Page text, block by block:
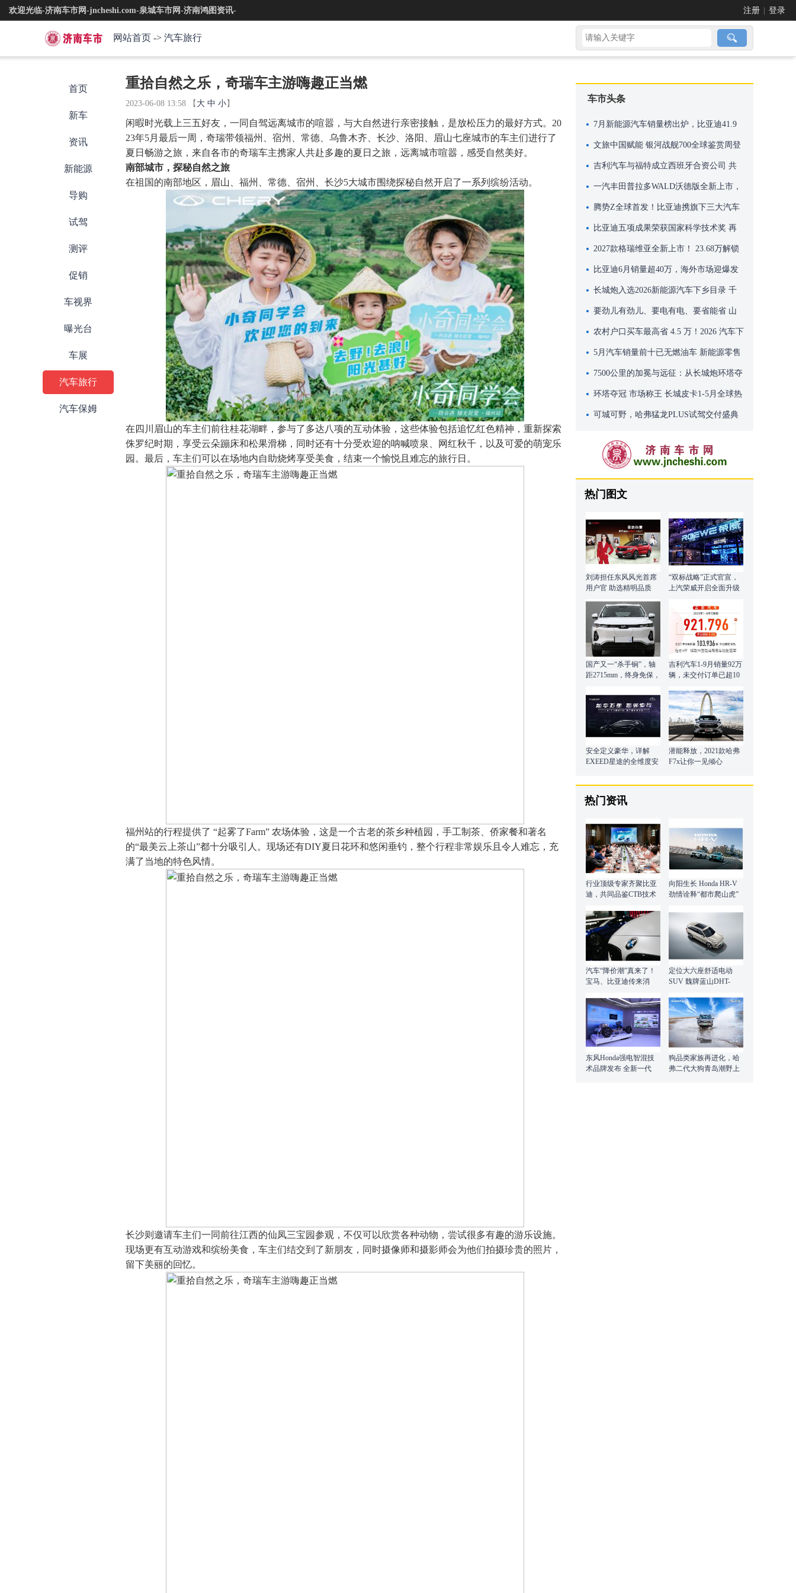
欢迎光临-济南车市网-jncheshi.com-泉城车市网-济南鸿图资讯- 注册 登录
网站首页 -> 汽车旅行
首页
新车
资讯
新能源
导购
试驾
测评
促销
车视界
曝光台
车展
汽车旅行
汽车保姆
重拾自然之乐，奇瑞车主游嗨趣正当燃
2023-06-08 13:58 【 大 中 小 】
闲暇时光载上三五好友，一同自驾远离城市的喧嚣，与大自然进行亲密接触，是放松压力的最好方式。20
23年5月最后一周，奇瑞带领福州、宿州、常德、乌鲁木齐、长沙、洛阳、眉山七座城市的车主们进行了
夏日畅游之旅，来自各市的奇瑞车主携家人共赴多趣的夏日之旅，远离城市喧嚣，感受自然美好。
南部城市，探秘自然之旅
在祖国的南部地区，眉山、福州、常德、宿州、长沙5大城市围绕探秘自然开启了一系列缤纷活动。
在四川眉山的车主们前往桂花湖畔，参与了多达八项的互动体验，这些体验包括追忆红色精神，重新探索
侏罗纪时期，享受云朵蹦床和松果滑梯，同时还有十分受欢迎的呐喊喷泉、网红秋千，以及可爱的萌宠乐
园。最后，车主们可以在场地内自助烧烤享受美食，结束一个愉悦且难忘的旅行日。
福州站的行程提供了 “起雾了Farm” 农场体验，这是一个古老的茶乡种植园，手工制茶、侨家餐和著名
的“最美云上茶山”都十分吸引人。现场还有DIY夏日花环和悠闲垂钓，整个行程非常娱乐且令人难忘，充
满了当地的特色风情。
长沙则邀请车主们一同前往江西的仙凤三宝园参观，不仅可以欣赏各种动物，尝试很多有趣的游乐设施。
现场更有互动游戏和缤纷美食，车主们结交到了新朋友，同时摄像师和摄影师会为他们拍摄珍贵的照片，
留下美丽的回忆。
车市头条
7月新能源汽车销量榜出炉，比亚迪41.9
万辆稳居榜首
文旅中国赋能 银河战舰700全球鉴赏周登
陆米兰
吉利汽车与福特成立西班牙合资公司 共
享瓦伦西亚工厂产能进行本地化生产
一汽丰田普拉多WALD沃德版全新上市，
机甲风格，硬核来袭！
腾势Z全球首发！比亚迪携旗下三大汽车
品牌再次亮相英国古德伍德速度节
比亚迪五项成果荣获国家科学技术奖 再
创历史新高
2027款格瑞维亚全新上市！ 23.68万解锁
百万级移动座舱
比亚迪6月销量超40万，海外市场迎爆发
式增长
长城炮入选2026新能源汽车下乡目录 千
万别错过这波国家专属福利
要劲儿有劲儿、要电有电、要省能省 山
海炮Hi4-T带你嗨玩端午假期
农村户口买车最高省 4.5 万！2026 汽车下
乡补贴全攻略
5月汽车销量前十已无燃油车 新能源零售
渗透率62.9%
7500公里的加冕与远征：从长城炮环塔夺
冠，看中国皮卡向上突破的雄心
环塔夺冠 市场称王 长城皮卡1-5月全球热
销78500辆
可城可野，哈弗猛龙PLUS试驾交付盛典
热门图文
刘涛担任东风风光首席
用户官 助选精明品质
“双标战略”正式官宣，
上汽荣威开启全面升级
国产又一“杀手锏”，轴
距2715mm，终身免保，
吉利汽车1-9月销量92万
辆，未交付订单已超10
安全定义豪华，详解
EXEED星途的全维度安
潜能释放，2021款哈弗
F7x让你一见倾心
热门资讯
行业顶级专家齐聚比亚
迪，共同品鉴CTB技术
向阳生长 Honda HR-V
劲情诠释“都市爬山虎”
汽车“降价潮”真来了！
宝马、比亚迪传来消
定位大六座舒适电动
SUV 魏牌蓝山DHT-
市场
东风Honda强电智混技
术品牌发布 全新一代
狗品类家族再进化，哈
弗二代大狗青岛潮野上